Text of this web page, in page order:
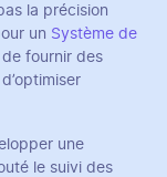
la précision
un Système de
fournir des
une
le suivi des